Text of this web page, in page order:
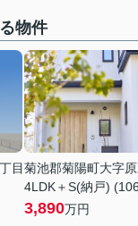
物件
目菊池郡菊陽町大字
4LDK＋S(納戸)
3,890万円